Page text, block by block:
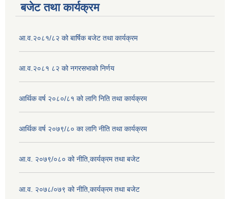
बजेट तथा कार्यक्रम
आ.व.२०८१/८२ को बार्षिक बजेट तथा कार्यक्रम
आ.व.२०८१ ८२ को नगरसभाको निर्णय
आर्थिक वर्ष २०८०/८१ को लागि निति तथा कार्यक्रम
आर्थिक वर्ष २०७९/८० का लागि नीति तथा कार्यक्रम
आ.व. २०७९/०८० को नीति,कार्यक्रम तथा बजेट
आ.व. २०७८/०७९ को नीति,कार्यक्रम तथा बजेट